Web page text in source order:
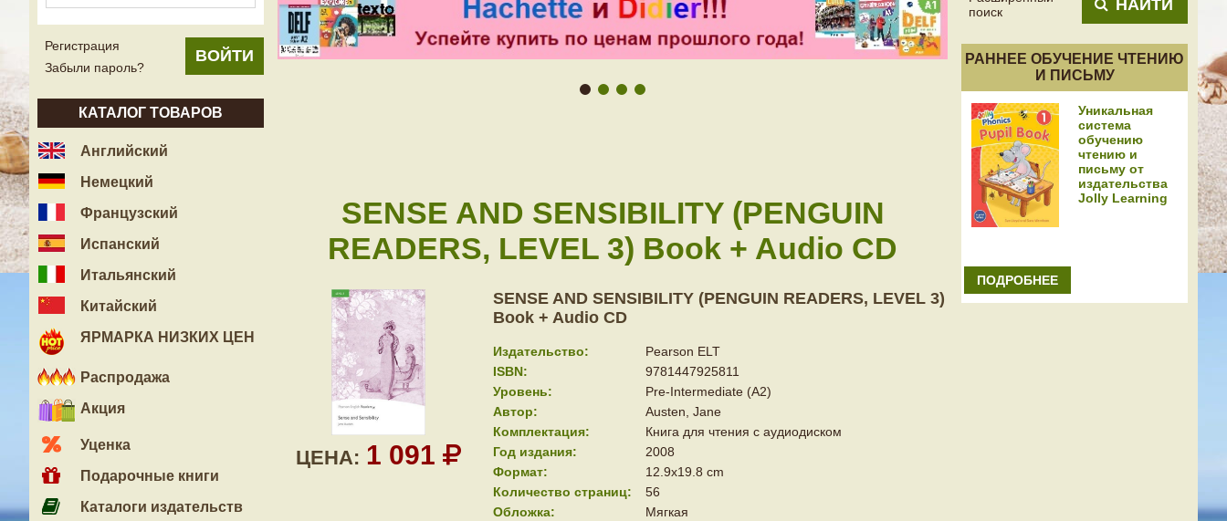
Регистрация
Забыли пароль?
КАТАЛОГ ТОВАРОВ
Английский
Немецкий
Французский
Испанский
Итальянский
Китайский
ЯРМАРКА НИЗКИХ ЦЕН
Распродажа
Акция
Уценка
Подарочные книги
Каталоги издательств
SENSE AND SENSIBILITY (PENGUIN
READERS, LEVEL 3) Book + Audio CD
ЦЕНА: 1 091
SENSE AND SENSIBILITY (PENGUIN READERS, LEVEL 3)
Book + Audio CD
Издательство:
Pearson ELT
ISBN:
9781447925811
Уровень:
Pre-Intermediate (A2)
Автор:
Austen, Jane
Комплектация:
Книга для чтения с аудиодиском
Год издания:
2008
Формат:
12.9x19.8 cm
Количество страниц:
56
Обложка:
Мягкая
поиск
НАЙТИ
РАННЕЕ ОБУЧЕНИЕ ЧТЕНИЮ
И ПИСЬМУ
Уникальная
система
обучению
чтению и
письму от
издательства
Jolly Learning
ПОДРОБНЕЕ